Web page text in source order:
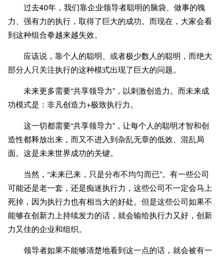
过去40年，我们靠企业领导者聪明的脑袋、做事的魄
力、强有力的执行，取得了巨大的成功。而现在，大家会看
到这种组合拳越来越失效。
应该说，靠个人的聪明、或者极少数人的聪明，而绝大
部分人只关注执行的这种模式出现了巨大的问题。
未来更多需要“共享领导力”，以刺激创造力。而未来成
功模式是：非凡创造力+极致执行力。
这一切都需要“共享领导力”，让每个人的聪明才智和创
造性都释放出来，而又不进入到杂乱无章的低效、混乱局
面。这是未来世界成功的关键。
当然，“未来已来，只是分布不均匀而已”。有一些公司
可能还是老一套，还是痴迷执行力，这些公司不一定会马上
死掉，因为执行力也有相当大的好处。但是这些公司如果不
能够在创新力上持续发力的话，就会输给执行力又好，创新
力又佳的企业和组织。
领导者如果不能够清楚地看到这一点的话，就会被有一